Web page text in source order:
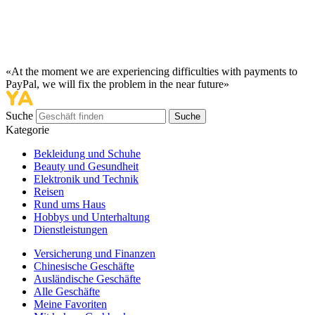
«At the moment we are experiencing difficulties with payments to
PayPal, we will fix the problem in the near future»
Suche Suche
Kategorie
Bekleidung und Schuhe
Beauty und Gesundheit
Elektronik und Technik
Reisen
Rund ums Haus
Hobbys und Unterhaltung
Dienstleistungen
Versicherung und Finanzen
Chinesische Geschäfte
Ausländische Geschäfte
Alle Geschäfte
Meine Favoriten